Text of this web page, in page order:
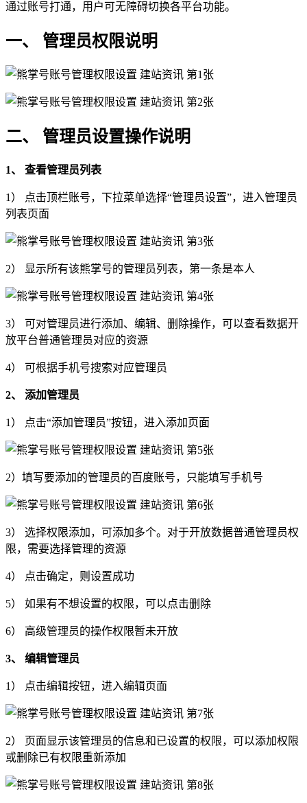
通过账号打通，用户可无障碍切换各平台功能。
一、 管理员权限说明
二、 管理员设置操作说明
1、 查看管理员列表
1） 点击顶栏账号，下拉菜单选择“管理员设置”，进入管理员
列表页面
2） 显示所有该熊掌号的管理员列表，第一条是本人
3） 可对管理员进行添加、编辑、删除操作，可以查看数据开
放平台普通管理员对应的资源
4） 可根据手机号搜索对应管理员
2、 添加管理员
1） 点击“添加管理员”按钮，进入添加页面
2）填写要添加的管理员的百度账号，只能填写手机号
3） 选择权限添加，可添加多个。对于开放数据普通管理员权
限，需要选择管理的资源
4） 点击确定，则设置成功
5） 如果有不想设置的权限，可以点击删除
6） 高级管理员的操作权限暂未开放
3、 编辑管理员
1） 点击编辑按钮，进入编辑页面
2） 页面显示该管理员的信息和已设置的权限，可以添加权限
或删除已有权限重新添加